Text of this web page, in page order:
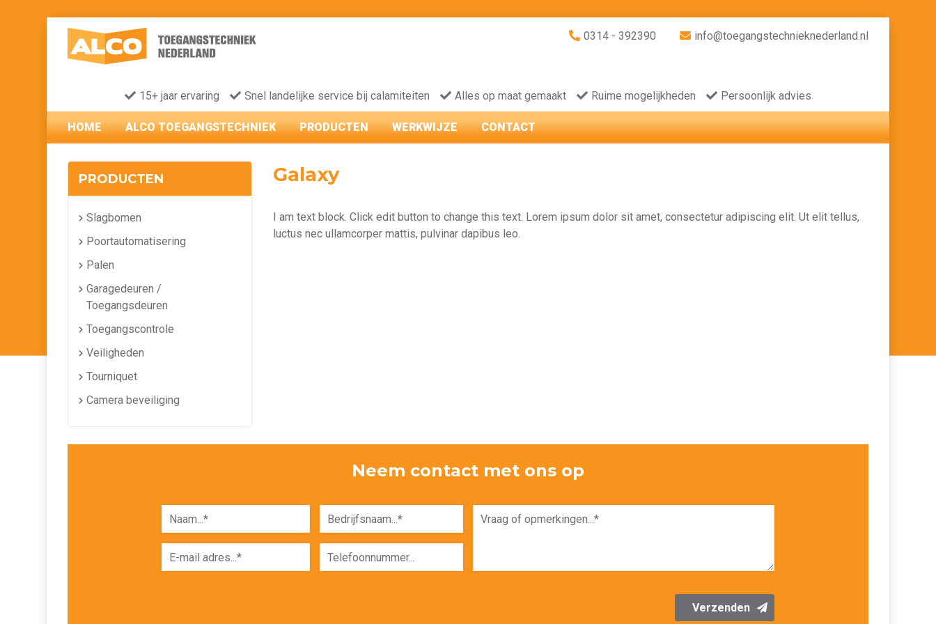
0314 - 392390 info@toegangstechnieknederland.nl
15+ jaar ervaring Snel landelijke service bij calamiteiten Alles op maat gemaakt Ruime mogelijkheden Persoonlijk advies
HOME ALCO TOEGANGSTECHNIEK PRODUCTEN WERKWIJZE CONTACT
PRODUCTEN
Slagbomen
Poortautomatisering
Palen
Garagedeuren /
Toegangsdeuren
Toegangscontrole
Veiligheden
Tourniquet
Camera beveiliging
Galaxy
I am text block. Click edit button to change this text. Lorem ipsum dolor sit amet, consectetur adipiscing elit. Ut elit tellus,
luctus nec ullamcorper mattis, pulvinar dapibus leo.
Neem contact met ons op
Verzenden